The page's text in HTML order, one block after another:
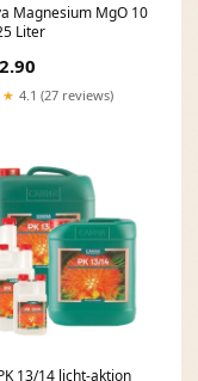
Magnesium MgO 10
Liter
4.1 (27 reviews)
13/14 licht-aktion